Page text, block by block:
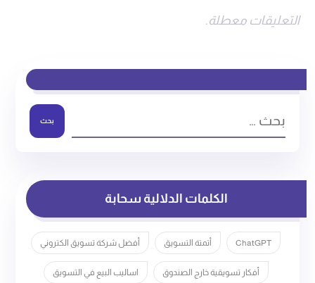
التعليقات معطلة.
بحث
الكلمات الدلالية سحابة
ChatGPT أتمتة التسويق أفضل شركة تسويق الكتروني
أفكار تسويقية خارج الصندوق اساليب البيع في التسويق